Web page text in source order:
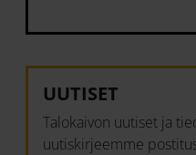
UUTISET
Talokaivon uutiset ja
uutiskirjeemme